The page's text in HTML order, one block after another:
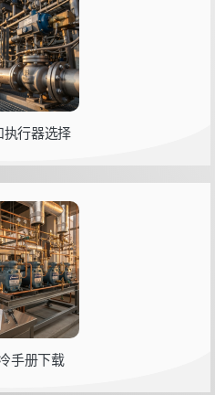
执行器选择
手册下载